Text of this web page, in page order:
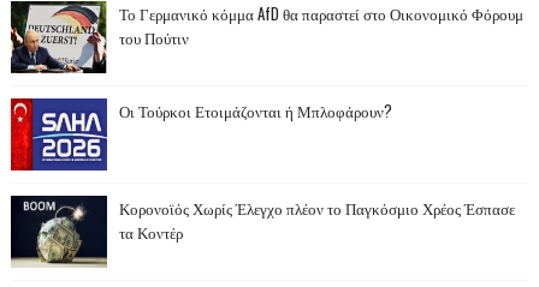
Το Γερμανικό κόμμα AfD θα παραστεί στο Οικονομικό Φόρουμ
του Πούτιν
Οι Τούρκοι Ετοιμάζονται ή Μπλοφάρουν?
Κορονοϊός Χωρίς Έλεγχο πλέον το Παγκόσμιο Χρέος Έσπασε
τα Κοντέρ